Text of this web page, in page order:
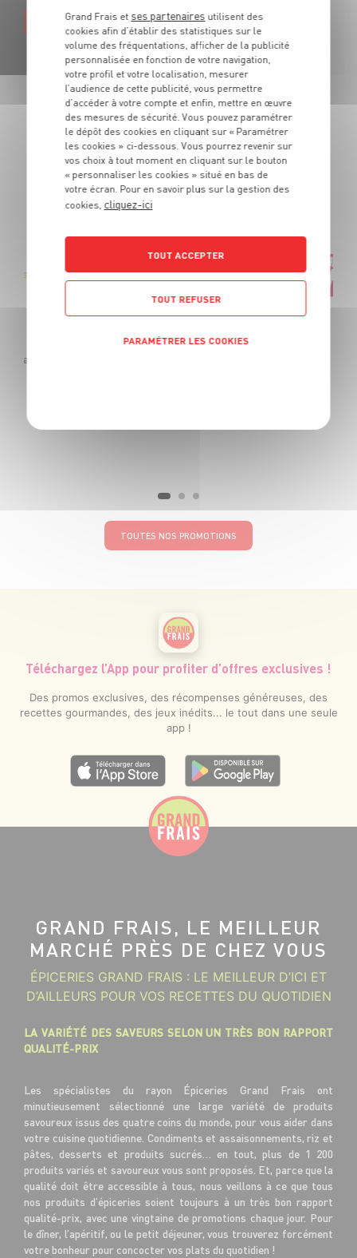
EN SAVOIR PLUS
LES PROMOTIONS
DE VOTRE ÉPICIER
Des produits de qualité et des promotions tous les jours.
De quoi cuisiner tous vos repas au meilleur prix !
Grissini Spaccatini Panealba
2€49
Le paquet de 250g soit 7€96 le kg au lieu de 9€96 le kg
TOUTES NOS PROMOTIONS
Téléchargez l’App pour profiter d’offres exclusives !
Des promos exclusives, des récompenses généreuses, des
recettes gourmandes, des jeux inédits... le tout dans une seule
app !
GRAND FRAIS, LE MEILLEUR
MARCHÉ PRÈS DE CHEZ VOUS
ÉPICERIES GRAND FRAIS : LE MEILLEUR D’ICI ET
D’AILLEURS POUR VOS RECETTES DU QUOTIDIEN
LA VARIÉTÉ DES SAVEURS SELON UN TRÈS BON RAPPORT
QUALITÉ-PRIX
Les spécialistes du rayon Épiceries Grand Frais ont
minutieusement sélectionné une large variété de produits
savoureux issus des quatre coins du monde, pour vous aider dans
votre cuisine quotidienne. Condiments et assaisonnements, riz et
pâtes, desserts et produits sucrés… en tout, plus de 1 200
produits variés et savoureux vous sont proposés. Et, parce que la
qualité doit être accessible à tous, nous veillons à ce que tous
nos produits d’épiceries soient toujours à un très bon rapport
qualité-prix, avec une vingtaine de promotions chaque jour. Pour
le dîner, l’apéritif, ou le petit déjeuner, vous trouverez forcément
votre bonheur pour concocter vos plats du quotidien !
Grand Frais et ses partenaires utilisent des
cookies afin d’établir des statistiques sur le
volume des fréquentations, afficher de la publicité
personnalisée en fonction de votre navigation,
votre profil et votre localisation, mesurer
l’audience de cette publicité, vous permettre
d’accéder à votre compte et enfin, mettre en œuvre
des mesures de sécurité. Vous pouvez paramétrer
le dépôt des cookies en cliquant sur « Paramétrer
les cookies » ci-dessous. Vous pourrez revenir sur
vos choix à tout moment en cliquant sur le bouton
« personnaliser les cookies » situé en bas de
votre écran. Pour en savoir plus sur la gestion des
cookies, cliquez-ici
TOUT ACCEPTER
TOUT REFUSER
PARAMÉTRER LES COOKIES